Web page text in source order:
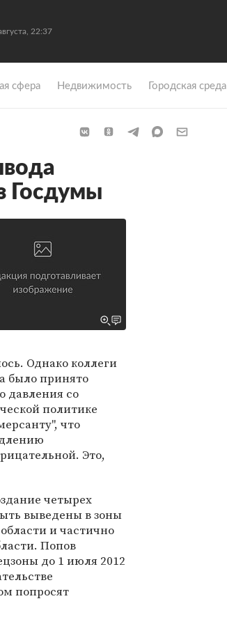
22:37
сфера Недвижимость Городская среда
Госдумы
Однако коллеги
было принято
давления со
политике
что
Это,
четырех
выведены в зоны
и частично
Попов
до 1 июля 2012
попросят